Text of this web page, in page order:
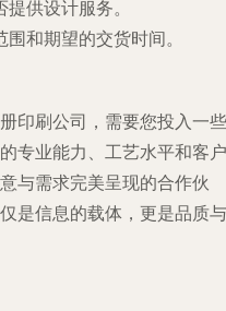
供设计服务。
围和期望的交货时间。
印刷公司，需要您投入一些
专业能力、工艺水平和客户
与需求完美呈现的合作伙
是信息的载体，更是品质与